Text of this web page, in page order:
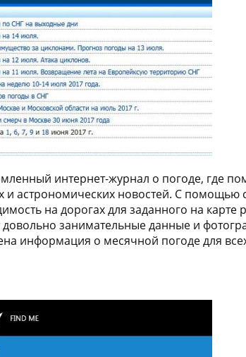
интернет-журнал о погоде, где
астрономических новостей. С
на дорогах для заданного на
занимательные данные и
информация о месячной погоде для